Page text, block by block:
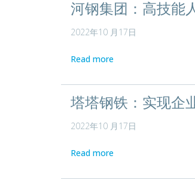
河钢集团：高技能
2022年10 月17日
Read more
塔塔钢铁：实现企
2022年10 月17日
Read more